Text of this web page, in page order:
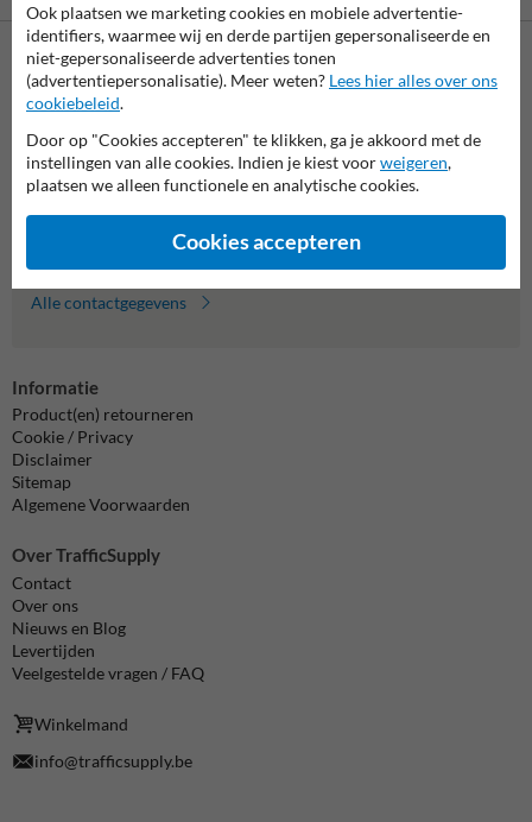
Neem contact met ons op
Wij zijn op werkdagen (van 8.00 tot 17.00) te bereiken op 011
495 473.
Vragen? Stuur een e-mail naarinfo@trafficsupply.beof vul het
formulier in en we reageren zo spoedig mogelijk.
info@trafficsupply.be
Alle contactgegevens
Informatie
Product(en) retourneren
Cookie / Privacy
Disclaimer
Sitemap
Algemene Voorwaarden
Over TrafficSupply
Contact
Over ons
Nieuws en Blog
Levertijden
Veelgestelde vragen / FAQ
Winkelmand
info@trafficsupply.be
Ook plaatsen we marketing cookies en mobiele advertentie-
identifiers, waarmee wij en derde partijen gepersonaliseerde en
niet-gepersonaliseerde advertenties tonen
(advertentiepersonalisatie). Meer weten? Lees hier alles over ons
cookiebeleid.
Door op "Cookies accepteren" te klikken, ga je akkoord met de
instellingen van alle cookies. Indien je kiest voorweigeren,
plaatsen we alleen functionele en analytische cookies.
Cookies accepteren